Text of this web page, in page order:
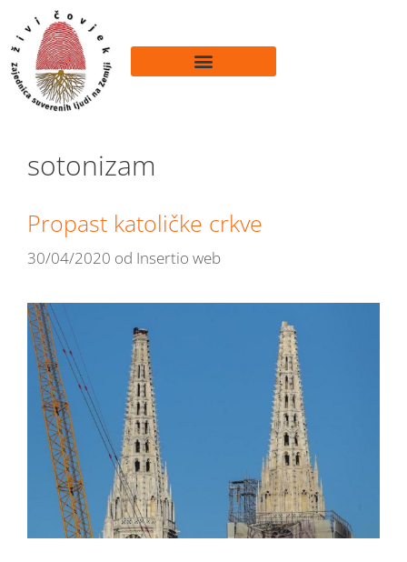
sotonizam
Propast katoličke crkve
30/04/2020 od Insertio web